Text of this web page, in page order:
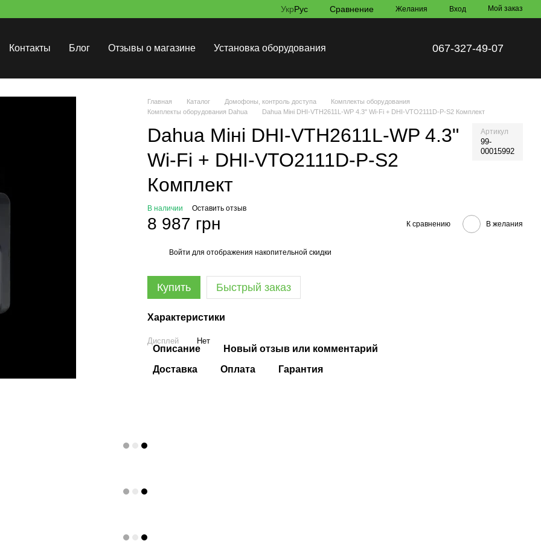
УкрРус Сравнение Желания Вход Мой заказ
Контакты Блог Отзывы о магазине Установка оборудования 067-327-49-07
Главная Каталог Домофоны, контроль доступа
Комплекты оборудования
Комплекты оборудования Dahua
Dahua Mіні DHI-VTH2611L-WP 4.3" Wi-Fi + DHI-VTO2111D-P-S2 Комплект
Dahua Mіні DHI-VTH2611L-WP 4.3"
Wi-Fi + DHI-VTO2111D-P-S2
Комплект
Артикул
99-
00015992
В наличии Оставить отзыв
8 987 грн К сравнению В желания
Войти для отображения накопительной скидки
Купить Быстрый заказ
Характеристики
Дисплей Нет
Описание
Новый отзыв или комментарий
Доставка
Оплата Гарантия